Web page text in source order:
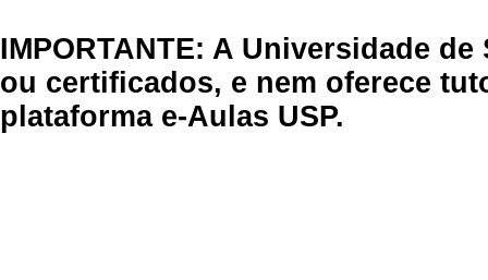
IMPORTANTE: A Universidade
ou certificados, e nem oferece
plataforma e-Aulas USP.